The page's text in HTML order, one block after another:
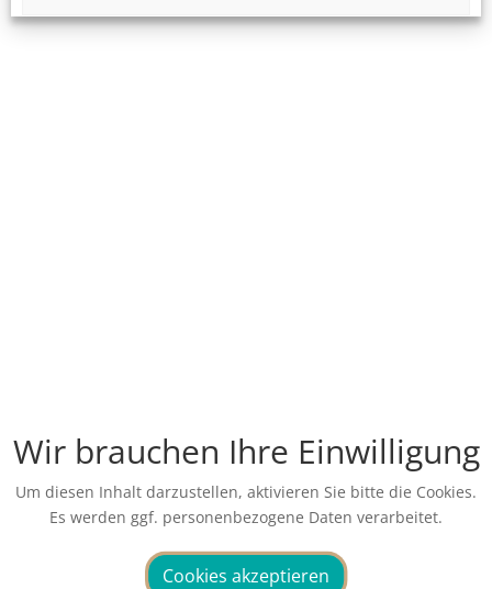
Wir brauchen Ihre Einwilligung
Um diesen Inhalt darzustellen, aktivieren Sie bitte die Cookies.
Es werden ggf. personenbezogene Daten verarbeitet.
Cookies akzeptieren